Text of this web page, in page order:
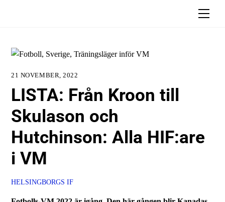
21 NOVEMBER, 2022
LISTA: Från Kroon till
Skulason och
Hutchinson: Alla HIF:are
i VM
HELSINGBORGS IF